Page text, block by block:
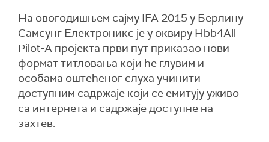
На овогодишњем сајму IFA 2015 у Берлину
Самсунг Електроникс је у оквиру Hbb4All
Pilot-A пројекта први пут приказао нови
формат титловања који ће глувим и
особама оштећеног слуха учинити
доступним садржаје који се емитују уживо
са интернета и садржаје доступне на
захтев.